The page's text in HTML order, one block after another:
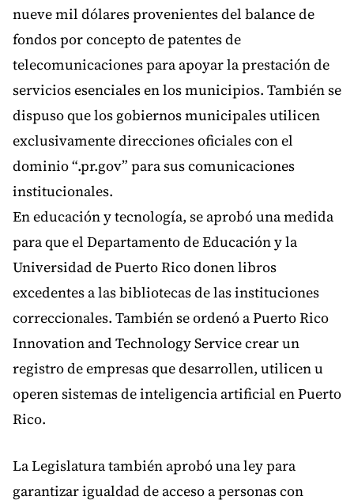
nueve mil dólares provenientes del balance de
fondos por concepto de patentes de
telecomunicaciones para apoyar la prestación de
servicios esenciales en los municipios. También se
dispuso que los gobiernos municipales utilicen
exclusivamente direcciones oficiales con el
dominio “.pr.gov” para sus comunicaciones
institucionales.
En educación y tecnología, se aprobó una medida
para que el Departamento de Educación y la
Universidad de Puerto Rico donen libros
excedentes a las bibliotecas de las instituciones
correccionales. También se ordenó a Puerto Rico
Innovation and Technology Service crear un
registro de empresas que desarrollen, utilicen u
operen sistemas de inteligencia artificial en Puerto
Rico.
La Legislatura también aprobó una ley para
garantizar igualdad de acceso a personas con